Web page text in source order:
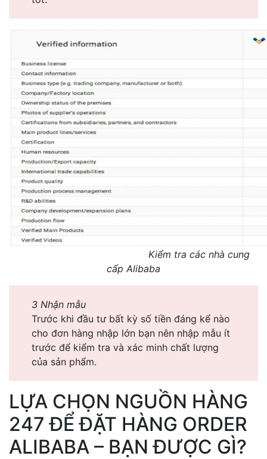
Kiểm tra các nhà cung
cấp Alibaba
3 Nhận mẫu
Trước khi đầu tư bất kỳ số tiền đáng kể nào
cho đơn hàng nhập lớn bạn nên nhập mẫu ít
trước để kiểm tra và xác minh chất lượng
của sản phẩm.
LỰA CHỌN NGUỒN HÀNG
247 ĐỂ ĐẶT HÀNG ORDER
ALIBABA – BẠN ĐƯỢC GÌ?